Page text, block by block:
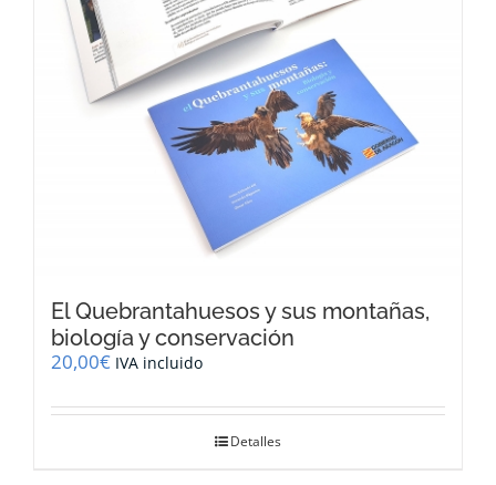
El Quebrantahuesos y sus montañas,
biología y conservación
20,00€ IVA incluido
Detalles